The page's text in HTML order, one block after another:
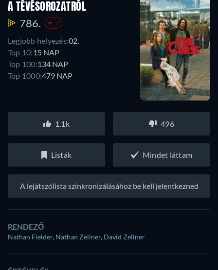
A TÉVÉSOROZATRÓL
786. -7
Legjobb helyezés:02.
Top 10: 15 NAP
Top 100:134 NAP
Top 1000:479 NAP
1.1k 496
Listák Mindet láttam
A lejátszólista szinkronizálásához be kell jelentkezned
RENDEZŐ
Nathan Fielder, Nathan Zellner, David Zellner